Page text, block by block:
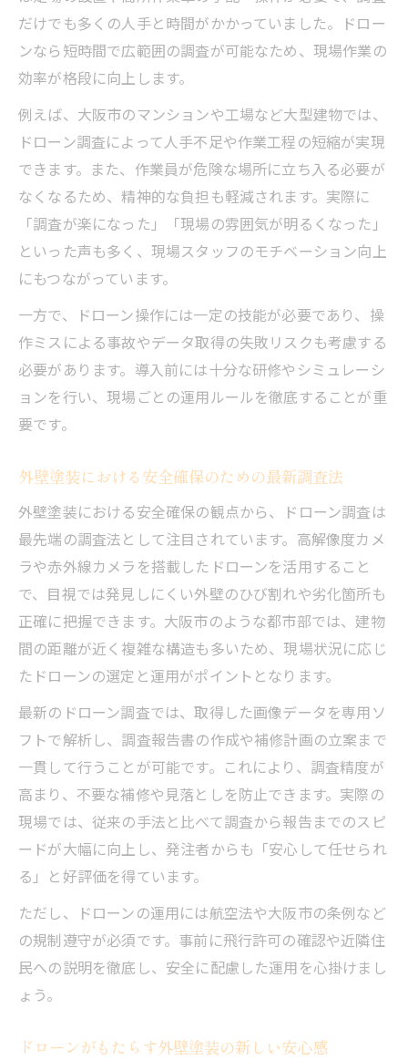
だけでも多くの人手と時間がかかっていました。ドロー
ンなら短時間で広範囲の調査が可能なため、現場作業の
効率が格段に向上します。
例えば、大阪市のマンションや工場など大型建物では、
ドローン調査によって人手不足や作業工程の短縮が実現
できます。また、作業員が危険な場所に立ち入る必要が
なくなるため、精神的な負担も軽減されます。実際に
「調査が楽になった」「現場の雰囲気が明るくなった」
といった声も多く、現場スタッフのモチベーション向上
にもつながっています。
一方で、ドローン操作には一定の技能が必要であり、操
作ミスによる事故やデータ取得の失敗リスクも考慮する
必要があります。導入前には十分な研修やシミュレーシ
ョンを行い、現場ごとの運用ルールを徹底することが重
要です。
外壁塗装における安全確保のための最新調査法
外壁塗装における安全確保の観点から、ドローン調査は
最先端の調査法として注目されています。高解像度カメ
ラや赤外線カメラを搭載したドローンを活用すること
で、目視では発見しにくい外壁のひび割れや劣化箇所も
正確に把握できます。大阪市のような都市部では、建物
間の距離が近く複雑な構造も多いため、現場状況に応じ
たドローンの選定と運用がポイントとなります。
最新のドローン調査では、取得した画像データを専用ソ
フトで解析し、調査報告書の作成や補修計画の立案まで
一貫して行うことが可能です。これにより、調査精度が
高まり、不要な補修や見落としを防止できます。実際の
現場では、従来の手法と比べて調査から報告までのスピ
ードが大幅に向上し、発注者からも「安心して任せられ
る」と好評価を得ています。
ただし、ドローンの運用には航空法や大阪市の条例など
の規制遵守が必須です。事前に飛行許可の確認や近隣住
民への説明を徹底し、安全に配慮した運用を心掛けまし
ょう。
ドローンがもたらす外壁塗装の新しい安心感